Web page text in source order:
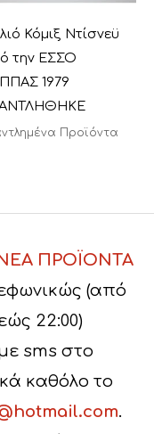
Κόμιξ Ντίσνεϋ
την ΕΣΣΟ
1979
Προϊόντα
ΠΡΟΪΟΝΤΑ
(από
εώς 22:00)
sms στο
καθόλο το
.